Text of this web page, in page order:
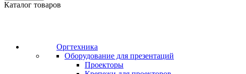
Каталог товаров
Оргтехника
Оборудование для презентаций
Проекторы